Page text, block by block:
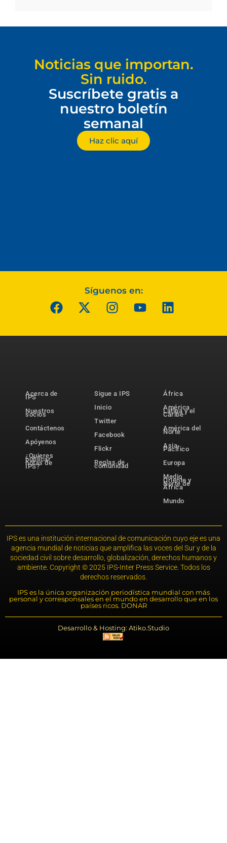
Noticias que importan.
Sin ruido.
Suscríbete gratis a
nuestro boletín
semanal
Haz clic aquí
Síguenos en:
Acerca de
IPS
Nuestros
socios
Contáctenos
Apóyenos
¿Quieres
publicar
notas de
IPS?
Sigue a IPS
Inicio
Twitter
Facebook
Flickr
Reglas de
comunidad
África
América
Latina y el
Caribe
América del
Norte
Asia-
Pacífico
Europa
Medio
Oriente y
Norte de
África
Mundo
IPS es una institución internacional de comunicación cuyo eje es una
agencia mundial de noticias que amplifica las voces del Sur y de la
sociedad civil sobre desarrollo, globalización, derechos humanos y
ambiente. Copyright © 2025 IPS-Inter Press Service. Todos los
derechos reservados.
IPS es la única organización periodística mundial con más
personal y corresponsales en el mundo en desarrollo que en los
países ricos. DONAR
Desarrollo & Hosting: Atiko.Studio